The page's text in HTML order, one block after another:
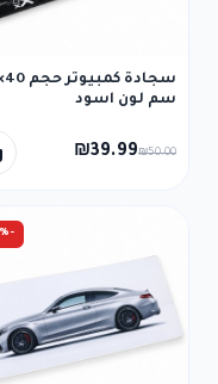
سم لون اسود
₪39.99₪50.00
-20%